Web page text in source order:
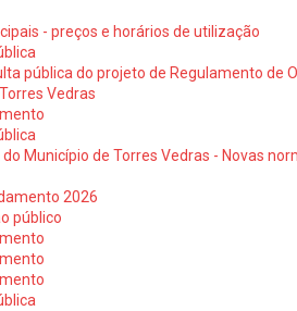
- preços e horários de utilização
pública do projeto de Regulamento de
Vedras
Município de Torres Vedras - Novas
2026
público